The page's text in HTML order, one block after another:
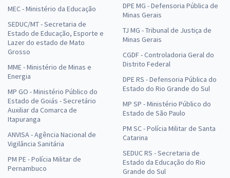
MEC - Ministério da Educação
SEDUC/MT - Secretaria de
Estado de Educação, Esporte e
Lazer do estado de Mato
Grosso
MME - Ministério de Minas e
Energia
MP GO - Ministério Público do
Estado de Goiás - Secretário
Auxiliar da Comarca de
Itapuranga
ANVISA - Agência Nacional de
Vigilância Sanitária
PM PE - Polícia Militar de
Pernambuco
DPE MG - Defensoria Pública de
Minas Gerais
TJ MG - Tribunal de Justiça de
Minas Gerais
CGDF - Controladoria Geral do
Distrito Federal
DPE RS - Defensoria Pública do
Estado do Rio Grande do Sul
MP SP - Ministério Público do
Estado de São Paulo
PM SC - Polícia Militar de Santa
Catarina
SEDUC RS - Secretaria de
Estado da Educação do Rio
Grande do Sul